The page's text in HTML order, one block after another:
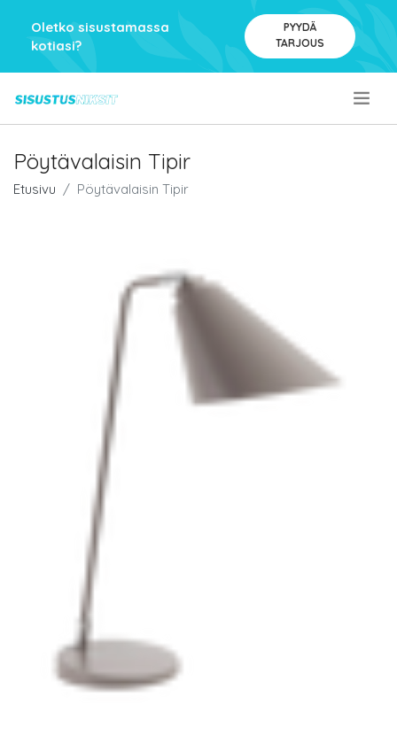
Oletko sisustamassa
kotiasi?
PYYDÄ
TARJOUS
Pöytävalaisin Tipir
Etusivu Pöytävalaisin Tipir